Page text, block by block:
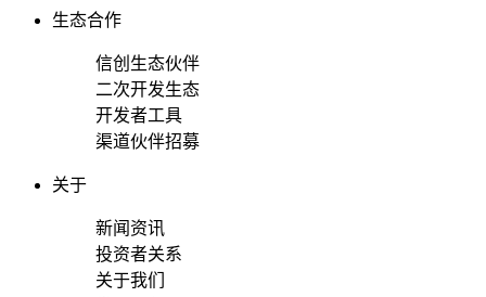
生态合作
信创生态伙伴
二次开发生态
开发者工具
渠道伙伴招募
关于
新闻资讯
投资者关系
关于我们